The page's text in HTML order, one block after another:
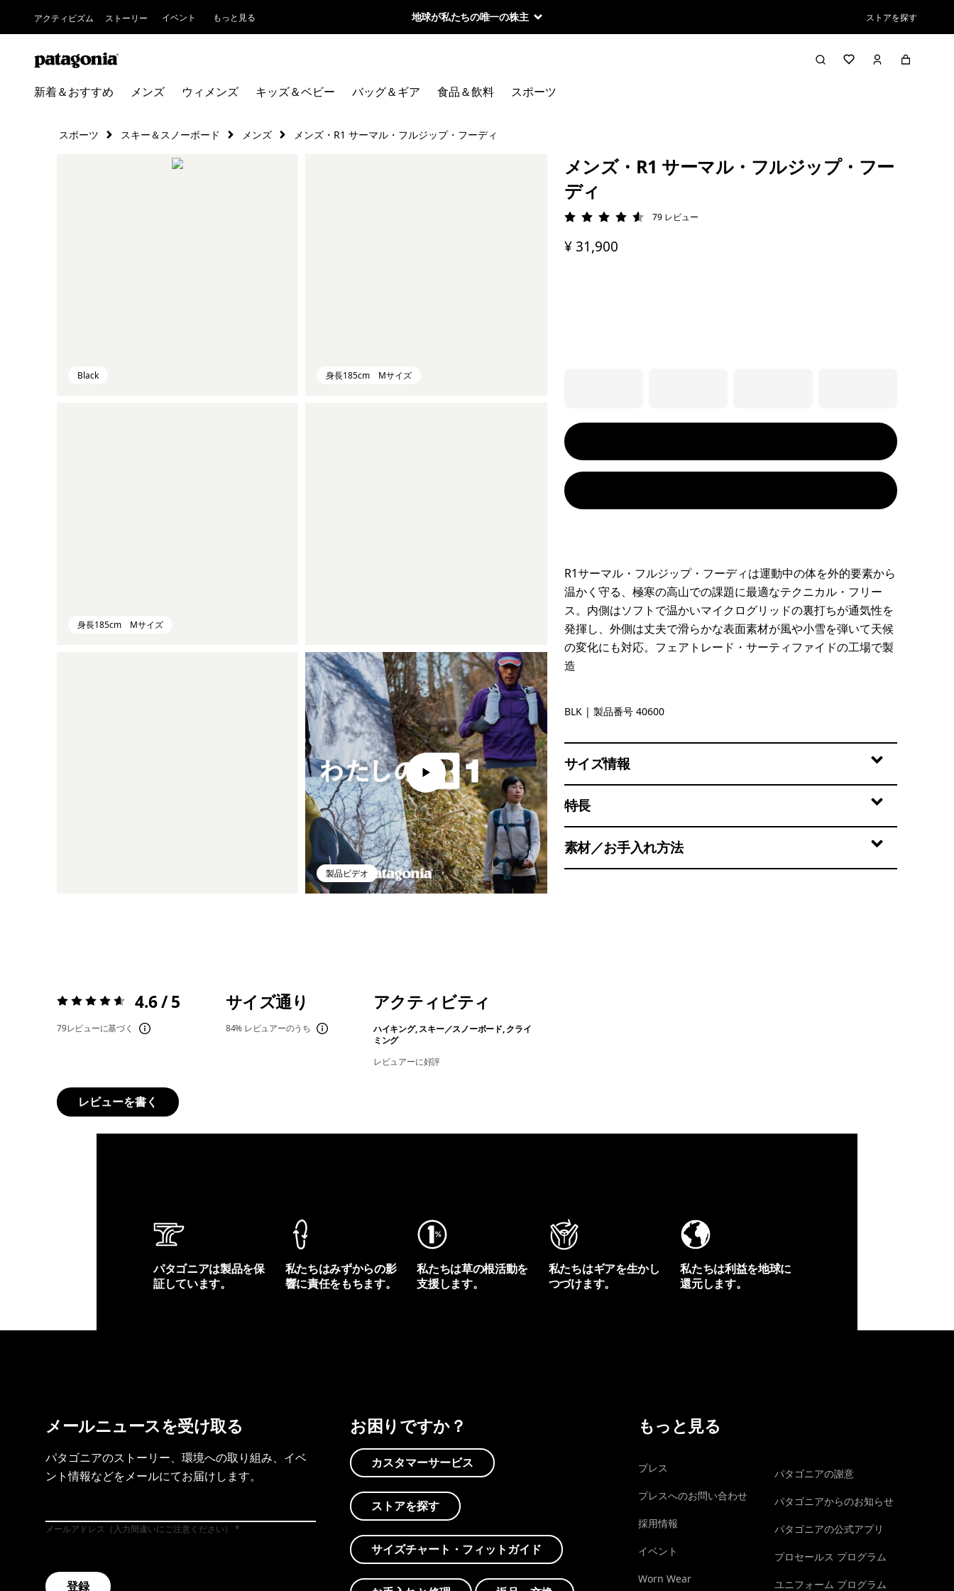
アクティビズム ストーリー イベント もっと見る 地球が私たちの唯一の株主 ストアを探す
新着＆おすすめ メンズ ウィメンズ キッズ＆ベビー バッグ＆ギア 食品＆飲料 スポーツ
スポーツ スキー＆スノーボード メンズ メンズ・R1 サーマル・フルジップ・フーディ
Black 身長185cm Mサイズ
身長185cm Mサイズ
製品ビデオ
メンズ・R1 サーマル・フルジップ・フー
ディ
評価: 4.6 / 5
79 レビュー
¥ 31,900
R1サーマル・フルジップ・フーディは運動中の体を外的要素から
温かく守る、極寒の高山での課題に最適なテクニカル・フリー
ス。内側はソフトで温かいマイクログリッドの裏打ちが通気性を
発揮し、外側は丈夫で滑らかな表面素材が風や小雪を弾いて天候
の変化にも対応。フェアトレード・サーティファイドの工場で製
造
Black
BLK | 製品番号 40600
サイズ情報
特長
素材／お手入れ方法
評価:4.6 / 5 4.6 / 5
79レビューに基づく
サイズ通り
84% レビュアーのうち
アクティビティ
ハイキング, スキー／スノーボード, クライ
ミング
レビュアーに好評
レビューを書く
パタゴニアは製品を保
証しています。
私たちはみずからの影
響に責任をもちます。
私たちは草の根活動を
支援します。
私たちはギアを生かし
つづけます。
私たちは利益を地球に
還元します。
メールニュースを受け取る
パタゴニアのストーリー、環境への取り組み、イベ
ント情報などをメールにてお届けします。
メールアドレス（入力間違いにご注意ください）
登録
お困りですか？
カスタマーサービス
ストアを探す
サイズチャート・フィットガイド
もっと見る
プレス
プレスへのお問い合わせ
採用情報
イベント
Worn Wear
パタゴニアの謝意
パタゴニアからのお知らせ
パタゴニアの公式アプリ
プロセールス プログラム
ユニフォーム プログラム